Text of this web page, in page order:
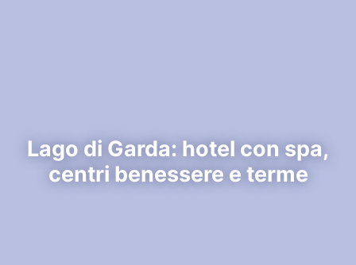
Lago di Garda: hotel con spa,
centri benessere e terme